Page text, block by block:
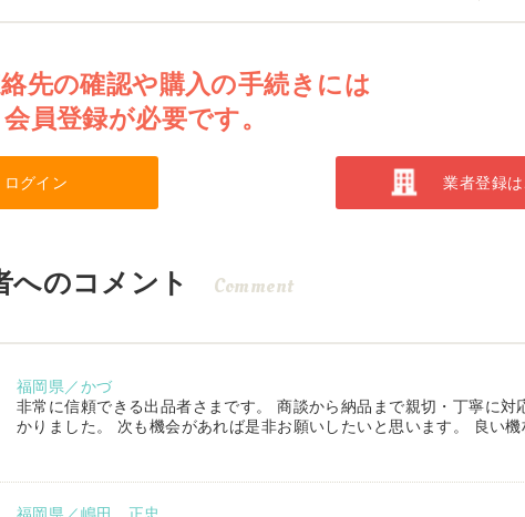
先の確認や購入の手続きには
員登録が必要です。
ログイン 業者登録は
へのコメント Comment
福岡県／かづ
非常に信頼できる出品者さまです。 商談から納品まで親切・丁寧に
かりました。 次も機会があれば是非お願いしたいと思います。 良い